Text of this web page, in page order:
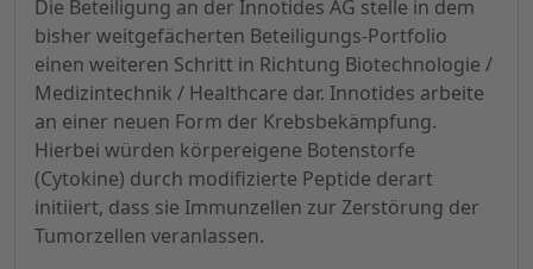
Die Beteiligung an der Innotides AG stelle in dem
bisher weitgefächerten Beteiligungs-Portfolio
einen weiteren Schritt in Richtung Biotechnologie /
Medizintechnik / Healthcare dar. Innotides arbeite
an einer neuen Form der Krebsbekämpfung.
Hierbei würden körpereigene Botenstorfe
(Cytokine) durch modifizierte Peptide derart
initiiert, dass sie Immunzellen zur Zerstörung der
Tumorzellen veranlassen.